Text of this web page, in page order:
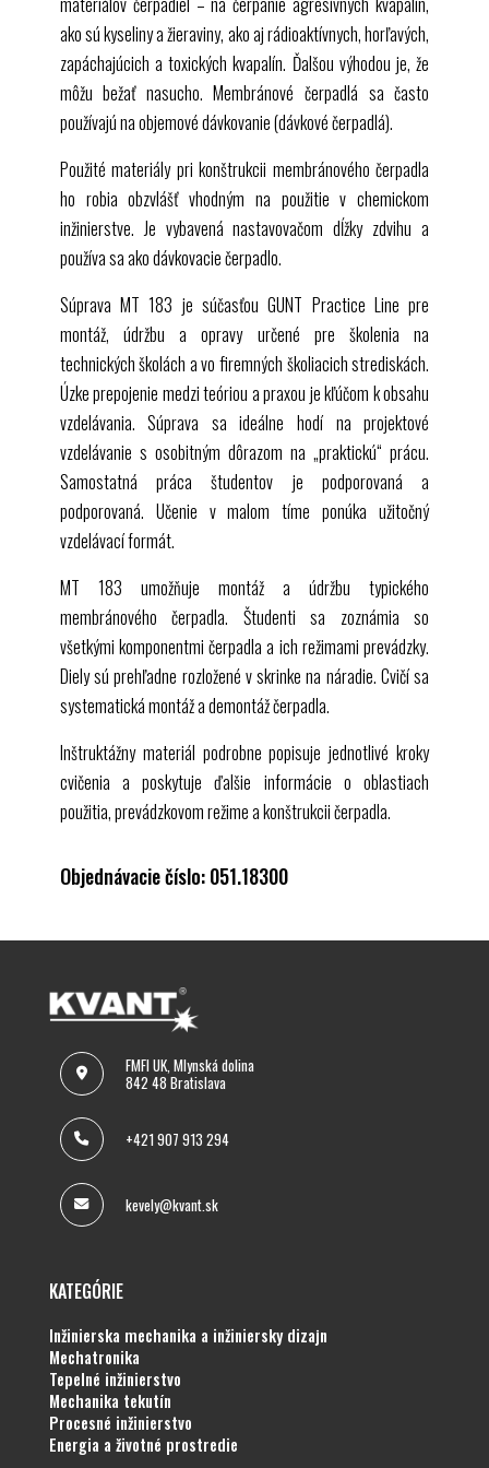
opráv, navrhovaných cvičení; návod od výrobcu
ako sú kyseliny a žieraviny, ako aj rádioaktívnych, horľavých,
zapáchajúcich a toxických kvapalín. Ďalšou výhodou je, že
môžu bežať nasucho. Membránové čerpadlá sa často
používajú na objemové dávkovanie (dávkové čerpadlá).
Použité materiály pri konštrukcii membránového čerpadla
ho robia obzvlášť vhodným na použitie v chemickom
inžinierstve. Je vybavená nastavovačom dĺžky zdvihu a
používa sa ako dávkovacie čerpadlo.
SúpravaMT 183 je súčasťouGUNT Practice Line pre
montáž, údržbu a opravy určené pre školenia na
technických školách a vo firemných školiacich strediskách.
Úzke prepojenie medzi teóriou a praxou je kľúčom k obsahu
vzdelávania. Súprava sa ideálne hodí na projektové
vzdelávanie s osobitným dôrazom na „praktickú“ prácu.
Samostatná práca študentov je podporovaná a
podporovaná. Učenie v malom tíme ponúka užitočný
vzdelávací formát.
MT 183 umožňuje montáž a údržbu typického
membránového čerpadla. Študenti sa zoznámia so
všetkými komponentmi čerpadla a ich režimami prevádzky.
Diely sú prehľadne rozložené v skrinke na náradie. Cvičí sa
systematická montáž a demontáž čerpadla.
Inštruktážny materiál podrobne popisuje jednotlivé kroky
cvičenia a poskytuje ďalšie informácie o oblastiach
použitia, prevádzkovom režime a konštrukcii čerpadla.
Objednávacie číslo: 051.18300
FMFI UK, Mlynská dolina
842 48 Bratislava
+421 907 913 294
kevely@kvant.sk
KATEGÓRIE
inžinierska mechanika a inžiniersky dizajn
mechatronika
tepelné inžinierstvo
mechanika tekutín
procesné inžinierstvo
energia a životné prostredie